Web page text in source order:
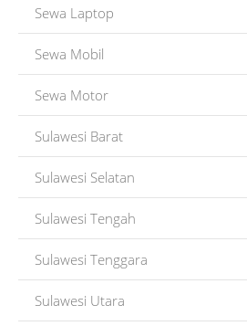
Sewa Laptop
Sewa Mobil
Sewa Motor
Sulawesi Barat
Sulawesi Selatan
Sulawesi Tengah
Sulawesi Tenggara
Sulawesi Utara